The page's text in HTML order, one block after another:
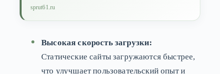
sprut61.ru
Высокая скорость загрузки:
Статические сайты загружаются быстрее,
что улучшает пользовательский опыт и